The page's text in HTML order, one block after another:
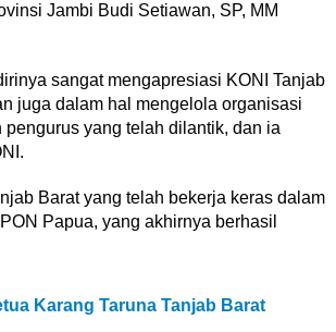
Jambi Budi Setiawan, SP, MM
sangat mengapresiasi KONI Tanjab
juga dalam hal mengelola organisasi
yang telah dilantik, dan ia
Barat yang telah bekerja keras dalam
Papua, yang akhirnya berhasil
Karang Taruna Tanjab Barat